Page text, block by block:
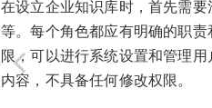
在设立企业知识库时，首先需
等。每个角色都应有明确的职
限，可以进行系统设置和管理
内容，不具备任何修改权限。